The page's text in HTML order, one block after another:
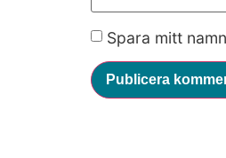
Spara mitt
För att vi ska